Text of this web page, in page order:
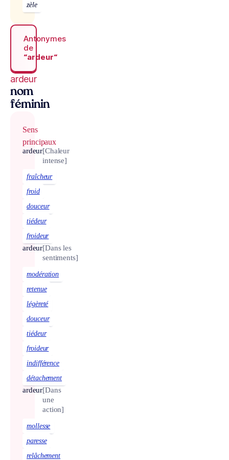
zèle
Antonymes
de
“ardeur“
ardeur
nom
féminin
Sens
principaux
ardeur[Chaleur
intense]
fraîcheur
froid
douceur
tiédeur
froideur
ardeur[Dans les
sentiments]
modération
retenue
légèreté
douceur
tiédeur
froideur
indifférence
détachement
ardeur[Dans
une
action]
mollesse
paresse
relâchement